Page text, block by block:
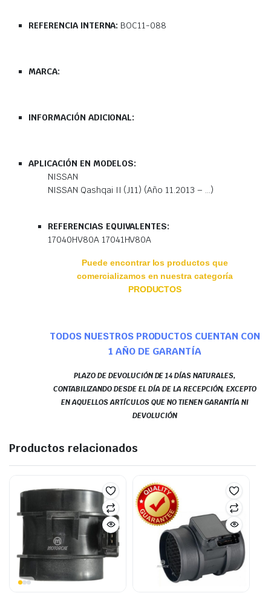
REFERENCIA INTERNA: BOC11-088
MARCA:
INFORMACIÓN ADICIONAL:
APLICACIÓN EN MODELOS:
NISSAN
NISSAN Qashqai II (J11) (Año 11.2013 – …)
REFERENCIAS EQUIVALENTES:
17040HV80A 17041HV80A
Puede encontrar los productos que
comercializamos en nuestra categoría
PRODUCTOS
TODOS NUESTROS PRODUCTOS CUENTAN CON
1 AÑO DE GARANTÍA
PLAZO DE DEVOLUCIÓN DE 14 DÍAS NATURALES,
CONTABILIZANDO DESDE EL DÍA DE LA RECEPCIÓN, EXCEPTO
EN AQUELLOS ARTÍCULOS QUE NO TIENEN GARANTÍA NI
DEVOLUCIÓN
Productos relacionados